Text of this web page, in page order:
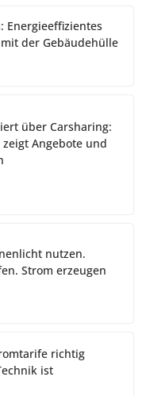
Energieeffizientes
der Gebäudehülle
über Carsharing:
Angebote und
nutzen.
Strom erzeugen
richtig
ist